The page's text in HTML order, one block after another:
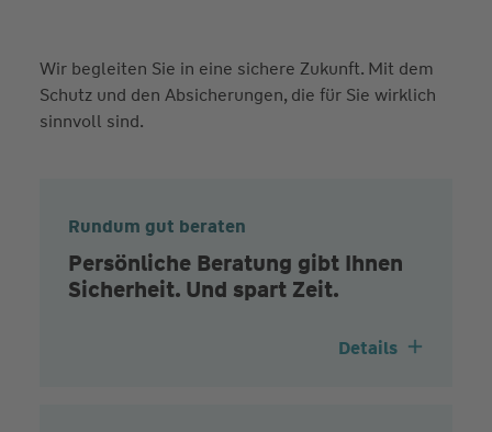
Wir begleiten Sie in eine sichere Zukunft. Mit dem
Schutz und den Absicherungen, die für Sie wirklich
sinnvoll sind.
Rundum gut beraten
Persönliche Beratung gibt Ihnen
Sicherheit. Und spart Zeit.
Details